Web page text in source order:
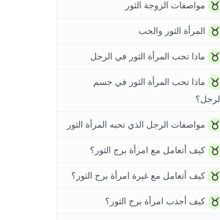
مواصفات الزوجة الثور
المرأة الثور والحب
ماذا تحب المرأة الثور في الرجل
ماذا تحب المرأة الثور في جسم
مواصفات الرجل الذي تحبه المرأة الثور
كيف أتعامل مع امرأة برج الثور؟
كيف أتعامل مع غيرة امرأة برج الثور؟
كيف أجذب امرأة برج الثور؟